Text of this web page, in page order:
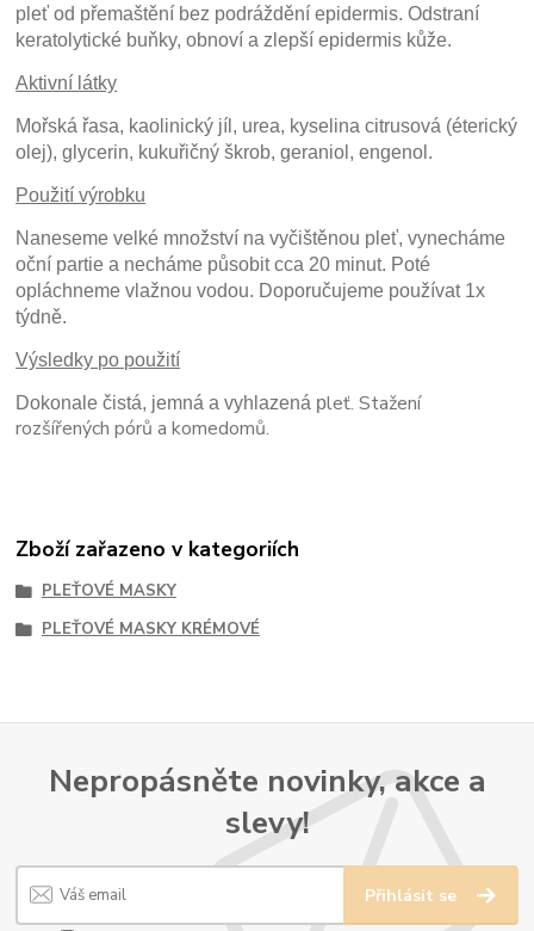
pleť od přemaštění bez podráždění epidermis. Odstraní
keratolytické buňky, obnoví a zlepší epidermis kůže.
Aktivní látky
Mořská řasa, kaolinický jíl, urea, kyselina citrusová (éterický
olej), glycerin, kukuřičný škrob, geraniol, engenol.
Použití výrobku
Naneseme velké množství na vyčištěnou pleť, vynecháme
oční partie a necháme působit cca 20 minut. Poté
opláchneme vlažnou vodou. Doporučujeme používat 1x
týdně.
Výsledky po použití
Dokonale čistá, jemná a vyhlazená pleť. Stažení
rozšířených pórů a komedomů.
Zboží zařazeno v kategoriích
PLEŤOVÉ MASKY
PLEŤOVÉ MASKY KRÉMOVÉ
Nepropásněte novinky, akce a
slevy!
Přihlásit se